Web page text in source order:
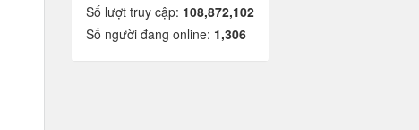
Số lượt truy cập: 108,872,102
Số người đang online: 1,306